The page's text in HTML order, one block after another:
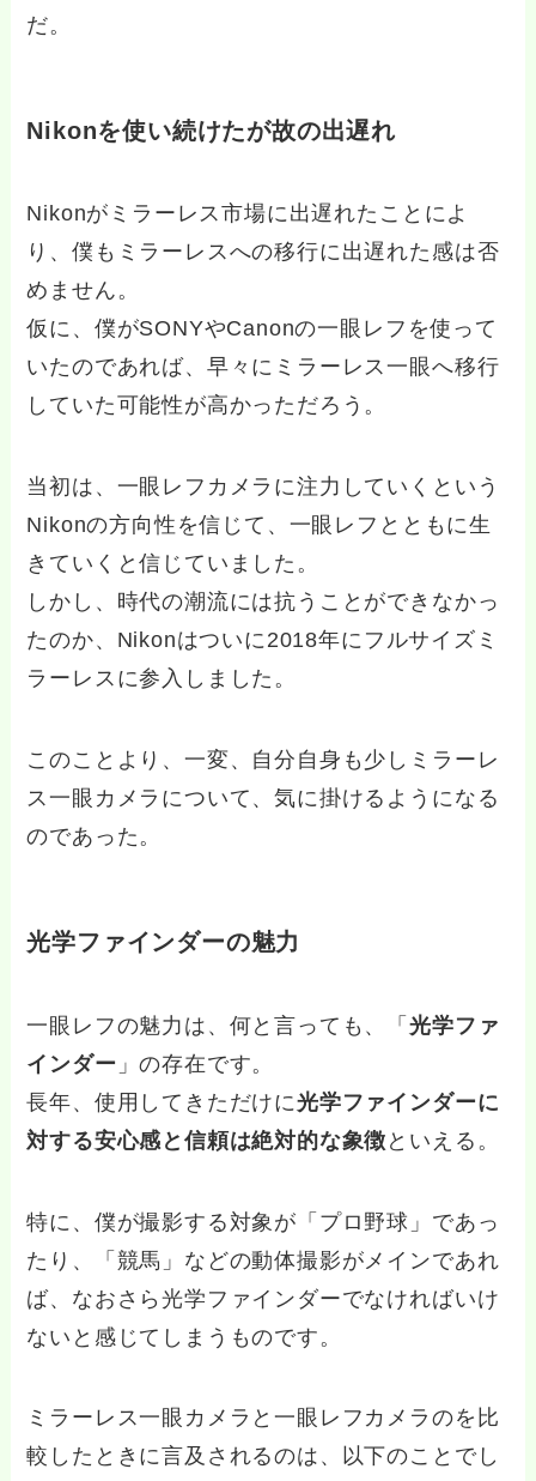
だ。
Nikonを使い続けたが故の出遅れ
Nikonがミラーレス市場に出遅れたことによ
り、僕もミラーレスへの移行に出遅れた感は否
めません。
仮に、僕がSONYやCanonの一眼レフを使って
いたのであれば、早々にミラーレス一眼へ移行
していた可能性が高かっただろう。
当初は、一眼レフカメラに注力していくという
Nikonの方向性を信じて、一眼レフとともに生
きていくと信じていました。
しかし、時代の潮流には抗うことができなかっ
たのか、Nikonはついに2018年にフルサイズミ
ラーレスに参入しました。
このことより、一変、自分自身も少しミラーレ
ス一眼カメラについて、気に掛けるようになる
のであった。
光学ファインダーの魅力
一眼レフの魅力は、何と言っても、「光学ファ
インダー 」の存在です。
長年、使用してきただけに光学ファインダーに
対する安心感と信頼は絶対的な象徴 といえる。
特に、僕が撮影する対象が「プロ野球」であっ
たり、「競馬」などの動体撮影がメインであれ
ば、なおさら光学ファインダーでなければいけ
ないと感じてしまうものです。
ミラーレス一眼カメラと一眼レフカメラのを比
較したときに言及されるのは、以下のことでし